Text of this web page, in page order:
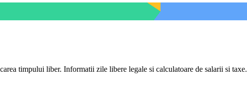
timpului liber. Informatii zile libere legale si calculatoare de salarii si taxe.